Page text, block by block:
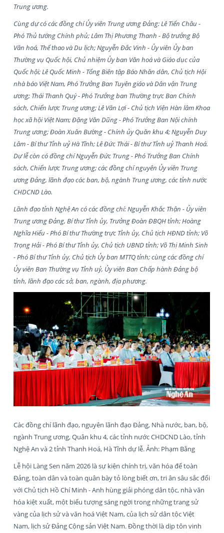
Trung ương.
Cùng dự có các đồng chí Ủy viên Trung ương Đảng: Lê Tiến Châu -
Phó Thủ tướng Chính phủ; Lâm Thị Phương Thanh - Bộ trưởng Bộ
Văn hoá, Thể thao và Du lịch; Nguyễn Đắc Vinh - Ủy viên Ủy ban
Thường vụ Quốc hội, Chủ nhiệm Ủy ban Văn hoá và Giáo dục của
Quốc hội; Lê Quốc Minh - Tổng Biên tập Báo Nhân dân, Chủ tịch Hội
nhà báo Việt Nam, Phó Trưởng Ban Tuyên giáo và Dân vận Trung
ương; Thái Thanh Quý - Phó Trưởng ban Thường trực Ban Chính
sách, Chiến lược Trung ương; Lê Văn Lợi - Chủ tịch Viện Hàn lâm Khoa
học xã hội Việt Nam; Đặng Văn Dũng - Phó Trưởng Ban Nội chính
Trung ương; Đoàn Xuân Bường - Chính ủy Quân khu 4; Nguyễn Duy
Lâm - Bí thư Tỉnh uỷ Hà Tĩnh; Lê Đức Thái - Bí thư Tỉnh uỷ Thanh Hoá.
Dự lễ còn có đồng chí Nguyễn Đức Trung - Phó Trưởng Ban Chính
sách, Chiến lược Trung ương; các đồng chí nguyên Ủy viên Trung
ương Đảng, lãnh đạo các ban, bộ, ngành Trung ương, các tỉnh nước
CHDCND Lào.
Lãnh đạo tỉnh Nghệ An có các đồng chí: Nguyễn Khắc Thận - Ủy viên
Trung ương Đảng, Bí thư Tỉnh ủy, Trưởng Đoàn ĐBQH tỉnh; Hoàng
Nghĩa Hiếu - Phó Bí thư Thường trực Tỉnh ủy, Chủ tịch HĐND tỉnh; Võ
Trọng Hải - Phó Bí thư Tỉnh ủy, Chủ tịch UBND tỉnh; Võ Thị Minh Sinh
- Phó Bí thư Tỉnh ủy, Chủ tịch Ủy ban MTTQ tỉnh; cùng các đồng chí
Ủy viên Ban Thường vụ Tỉnh uỷ, Ủy viên Ban Chấp hành Đảng bộ
tỉnh, lãnh đạo các sở, ban, ngành, địa phương.
Các đồng chí lãnh đạo, nguyên lãnh đạo Đảng, Nhà nước, ban, bộ,
ngành Trung ương, Quân khu 4, các tỉnh nước CHDCND Lào, tỉnh
Nghệ An và 2 tỉnh Thanh Hoá, Hà Tĩnh dự lễ. Ảnh: Phạm Bằng
Lễ hội Làng Sen năm 2026 là sự kiện chính trị, văn hóa để toàn
Đảng, toàn dân và toàn quân bày tỏ lòng biết ơn, tri ân sâu sắc đối
với Chủ tịch Hồ Chí Minh - Anh hùng giải phóng dân tộc, nhà văn
hóa kiệt xuất, một biểu tượng sáng ngời trong những trang sử
vàng của lịch sử và văn hoá Việt Nam, của lịch sử dân tộc Việt
Nam, lịch sử Đảng Cộng sản Việt Nam. Đồng thời là dịp tôn vinh